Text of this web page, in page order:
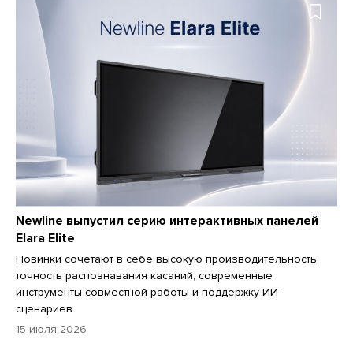
Newline выпустил серию интерактивных панелей
Elara Elite
Новинки сочетают в себе высокую производительность,
точность распознавания касаний, современные
инструменты совместной работы и поддержку ИИ-
сценариев.
15 июля 2026